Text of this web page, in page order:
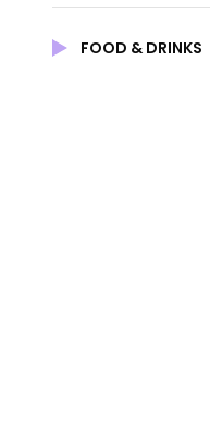
FOOD & DRINKS